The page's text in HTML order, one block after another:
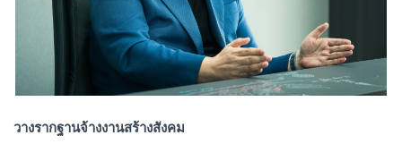
วางรากฐานจ้างงานสร้างสังคม